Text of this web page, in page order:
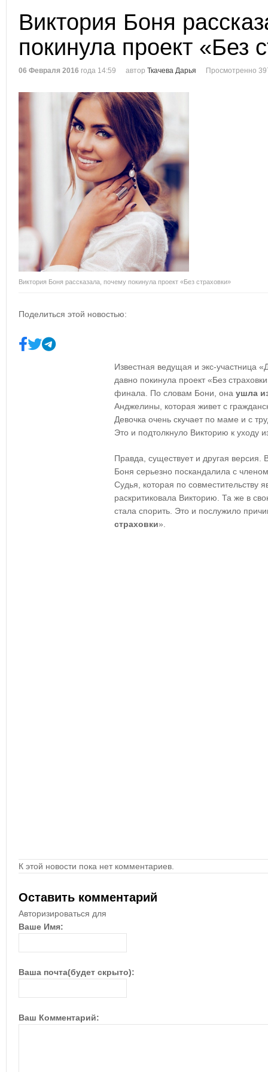
Виктория Боня
покинула проект «Без
06 Февраля 2016 года 14:59 автор Ткачева Дарья Просмотренно
Виктория Боня рассказала, почему покинула проект «Без страховки»
Поделиться этой новостью:
Известная ведущая и экс-участница
давно покинула проект «Без
финала. По словам Бони, она ушла
Анджелины, которая живет с
Девочка очень скучает по маме и с
Это и подтолкнуло Викторию к уходу
Правда, существует и другая
Боня серьезно поскандалила с
Судья, которая по совместительству
раскритиковала Викторию. Та же в
стала спорить. Это и послужило
страховки».
К этой новости пока нет комментариев.
Оставить комментарий
Авторизироваться для
Ваше Имя:
Ваша почта(будет скрыто):
Ваш Комментарий: